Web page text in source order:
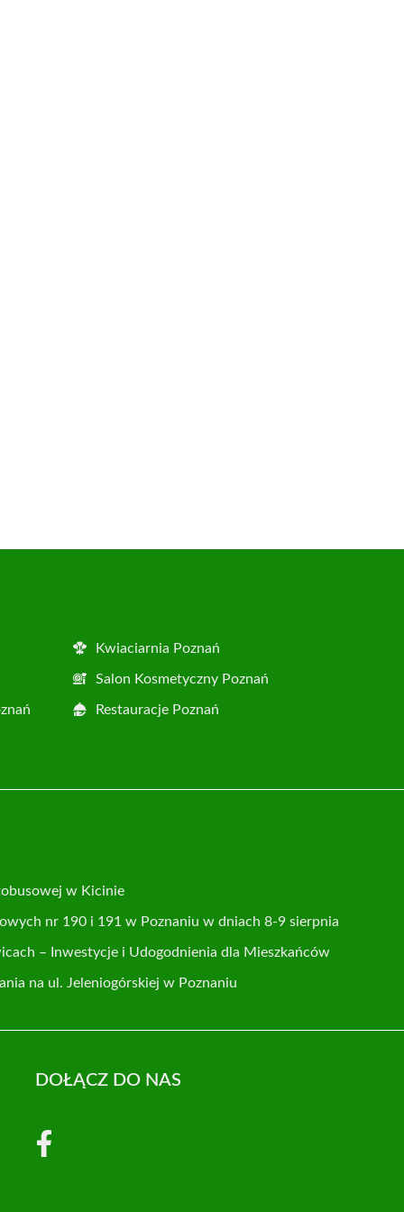
Kwiaciarnia Poznań
Salon Kosmetyczny Poznań
Restauracje Poznań
w Kicinie
nr 190 i 191 w Poznaniu w dniach 8-9 sierpnia
– Inwestycje i Udogodnienia dla Mieszkańców
na ul. Jeleniogórskiej w Poznaniu
DOŁĄCZ DO NAS